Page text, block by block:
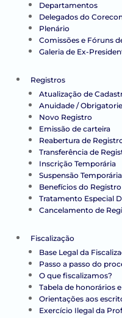
Departamentos
Delegados do
Plenário
Comissões e Fóruns
Galeria de Ex-
Registros
Atualização de
Anuidade /
Novo Registro
Emissão de carteira
Reabertura de
Transferência de
Inscrição Temporária
Suspensão
Benefícios do Registro
Tratamento Especial
Cancelamento de
Fiscalização
Base Legal da
Passo a passo do
O que fiscalizamos?
Tabela de honorários
Orientações aos
Exercício Ilegal da